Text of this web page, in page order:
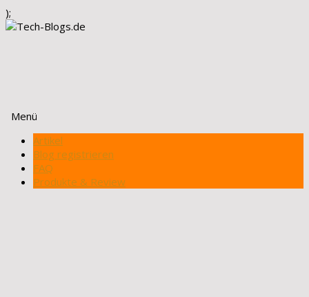
);
Menü
Zum
Inhalt
springen
Artikel
Blog registrieren
FAQ
Produkte & Review